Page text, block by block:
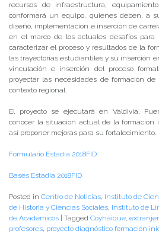
recursos de infraestructura,
conformará un equipo, quienes deben, a
diseño, implementación e inserción de
en el marco de los actuales desafíos para
caracterizar el proceso y resultados de la
las trayectorias estudiantiles y su inserción
vinculación e inserción del proceso
proyectar las necesidades de formación
contexto regional.
El proyecto se ejecutará en Valdivia,
conocer la situación actual de la
así proponer mejoras para su fortalecimiento.
Formulario Estadia 2018FID
Bases Estadia 2018FID
Posted in Centro de Noticias, Instituto de
de Historia y Ciencias Sociales, Instituto de
de Académicos
Tagged Coyhaique,
profesores, proyecto diagnóstico formación